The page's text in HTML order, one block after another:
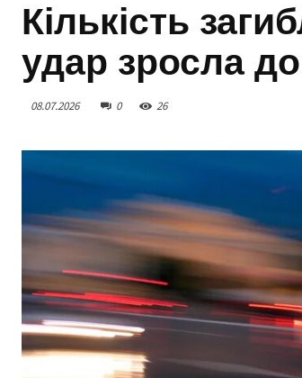
Кількість
удар зросла
08.07.2026 0 26